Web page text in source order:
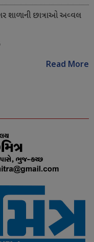
શાળાની છાત્રાઓ અવ્વલ
Read More